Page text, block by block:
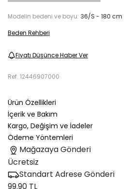
Modelin bedeni ve boyu: 36/S - 180 cm
Beden Rehberi
Fiyatı Düşünce Haber Ver
Ref. 12446907000
Ürün Özellikleri
İçerik ve Bakım
Kargo, Değişim ve İadeler
Ödeme Yöntemleri
Mağazaya Gönderi
Ücretsiz
Standart Adrese Gönderi
99.90 TL